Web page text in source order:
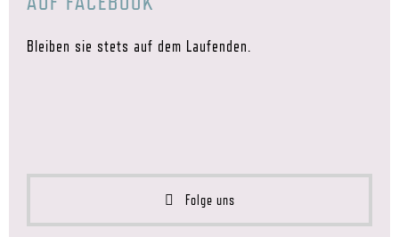
Bleiben sie stets auf dem Laufenden.
Folge uns